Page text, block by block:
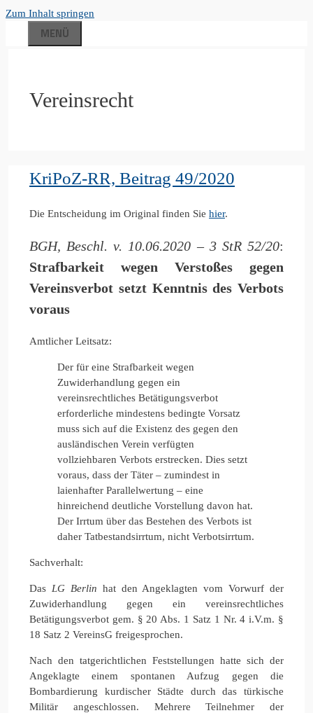
Zum Inhalt springen
MENÜ
Vereinsrecht
KriPoZ-RR, Beitrag 49/2020
Die Entscheidung im Original finden Sie hier.
BGH, Beschl. v. 10.06.2020 – 3 StR 52/20:
Strafbarkeit wegen Verstoßes gegen
Vereinsverbot setzt Kenntnis des Verbots
voraus
Amtlicher Leitsatz:
Der für eine Strafbarkeit wegen
Zuwiderhandlung gegen ein
vereinsrechtliches Betätigungsverbot
erforderliche mindestens bedingte Vorsatz
muss sich auf die Existenz des gegen den
ausländischen Verein verfügten
vollziehbaren Verbots erstrecken. Dies setzt
voraus, dass der Täter – zumindest in
laienhafter Parallelwertung – eine
hinreichend deutliche Vorstellung davon hat.
Der Irrtum über das Bestehen des Verbots ist
daher Tatbestandsirrtum, nicht Verbotsirrtum.
Sachverhalt:
Das LG Berlin hat den Angeklagten vom Vorwurf der
Zuwiderhandlung gegen ein vereinsrechtliches
Betätigungsverbot gem. § 20 Abs. 1 Satz 1 Nr. 4 i.V.m. §
18 Satz 2 VereinsG freigesprochen.
Nach den tatgerichtlichen Feststellungen hatte sich der
Angeklagte einem spontanen Aufzug gegen die
Bombardierung kurdischer Städte durch das türkische
Militär angeschlossen. Mehrere Teilnehmer der